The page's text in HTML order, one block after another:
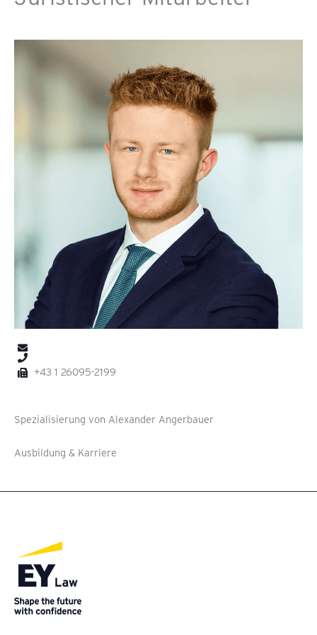
+43 1 26095-2199
Spezialisierung von Alexander Angerbauer
Ausbildung & Karriere